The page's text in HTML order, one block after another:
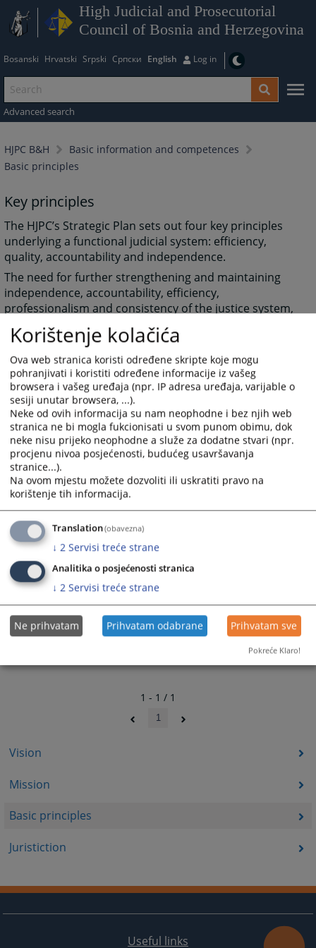
High Judicial and Prosecutorial
Council of Bosnia and Herzegovina
Bosanski Hrvatski Srpski Српски English Log in
Advanced search
HJPC B&H
Basic information and competences
Basic principles
Vision
Mission
Basic principles
Juristiction
Key principles
The HJPC’s Strategic Plan sets out four key principles
underlying a functional judicial system: efficiency,
quality, accountability and independence.
The need for further strengthening and maintaining
independence, accountability, efficiency,
professionalism and consistency of the justice system,
which ensures the rule of law in BiH, is also outlined in
the BiH Justice Sector Reform Strategy.
2890 VIEWS
1 - 1 / 1
1
Useful links
Korištenje kolačića
Ova web stranica koristi određene skripte koje mogu
pohranjivati i koristiti određene informacije iz vašeg
browsera i vašeg uređaja (npr. IP adresa uređaja, varijable o
sesiji unutar browsera, ...).
Neke od ovih informacija su nam neophodne i bez njih web
stranica ne bi mogla fukcionisati u svom punom obimu, dok
neke nisu prijeko neophodne a služe za dodatne stvari (npr.
procjenu nivoa posjećenosti, budućeg usavršavanja
stranice...).
Na ovom mjestu možete dozvoliti ili uskratiti pravo na
korištenje tih informacija.
Translation(obavezna)
↓ 2 Servisi treće strane
Analitika o posjećenosti stranica
↓ 2 Servisi treće strane
Ne prihvatam Prihvatam odabrane Prihvatam sve
Pokreće Klaro!